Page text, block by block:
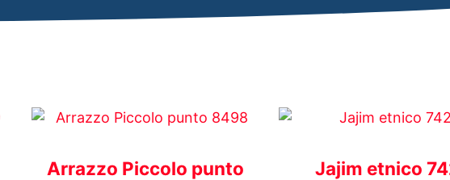
Arrazzo Piccolo punto
Jajim etnico